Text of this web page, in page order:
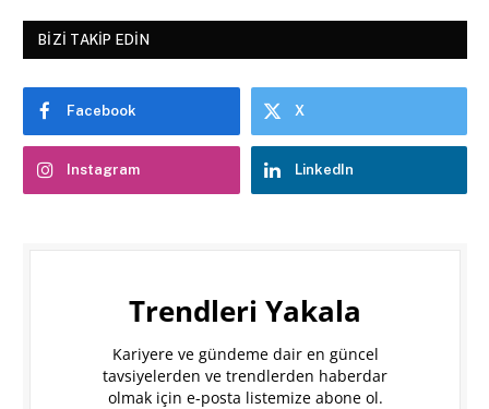
BIZI TAKIP EDIN
Facebook X
Instagram LinkedIn
Trendleri Yakala
Kariyere ve gündeme dair en güncel
tavsiyelerden ve trendlerden haberdar
olmak için e-posta listemize abone ol.